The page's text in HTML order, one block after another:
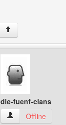
↑
die-fuenf-clans
die-fuenf-clans
Offline